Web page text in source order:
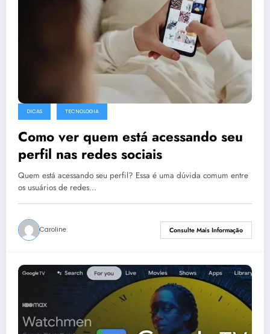
DICAS TECNOLOGIA
Como ver quem está acessando seu
perfil nas redes sociais
Quem está acessando seu perfil? Essa é uma dúvida comum entre
os usuários de redes…
Caroline Consulte Mais Informação